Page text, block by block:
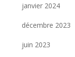
janvier 2024
décembre 2023
juin 2023